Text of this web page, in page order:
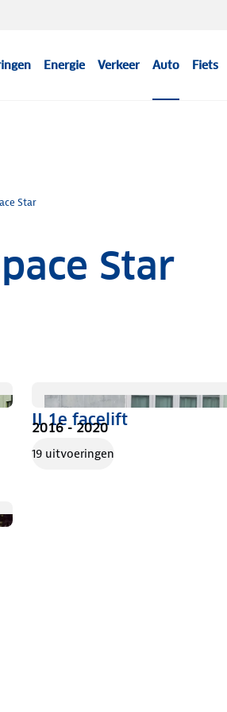
Energie Verkeer Auto Fiets
Star
Star
II 1e facelift
2016 - 2020
19 uitvoeringen